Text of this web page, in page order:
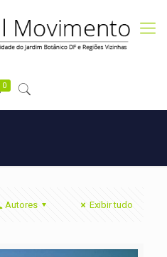
0
Autores Exibir tudo